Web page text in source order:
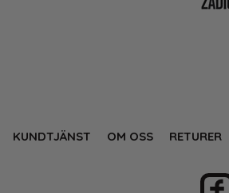
KUNDTJÄNST OM OSS RETURER